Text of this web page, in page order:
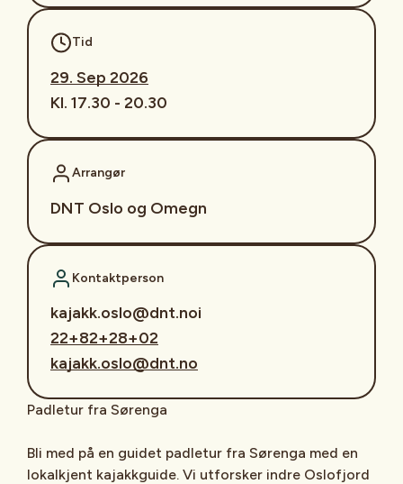
Tid
29. Sep 2026
Kl. 17.30 - 20.30
Arrangør
DNT Oslo og Omegn
Kontaktperson
kajakk.oslo@dnt.noi
22+82+28+02
kajakk.oslo@dnt.no
Padletur fra Sørenga
Bli med på en guidet padletur fra Sørenga med en
lokalkjent kajakkguide. Vi utforsker indre Oslofjord